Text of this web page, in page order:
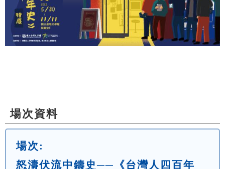
場次資料
場次:
怒濤伏流中鑄史──《台灣人四百年